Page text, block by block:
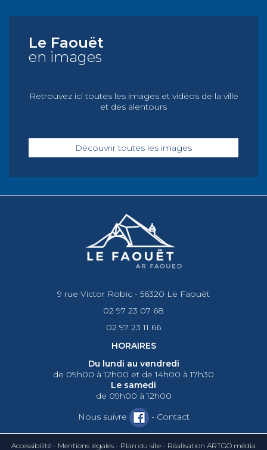
Le Faouët
en images
Retrouvez ici toutes les images et vidéos de la ville
et des alentours
Découvrir toutes les images
9 rue Victor Robic - 56320 Le Faouët
02 97 23 07 68
02 97 23 11 66
HORAIRES
Du lundi au vendredi
de 09h00 à 12h00 et de 14h00 à 17h30
Le samedi
de 09h00 à 12h00
Nous suivre
- Contact
Accessibilité - Mentions légales - Plan du site - Réalisation ARTGO média